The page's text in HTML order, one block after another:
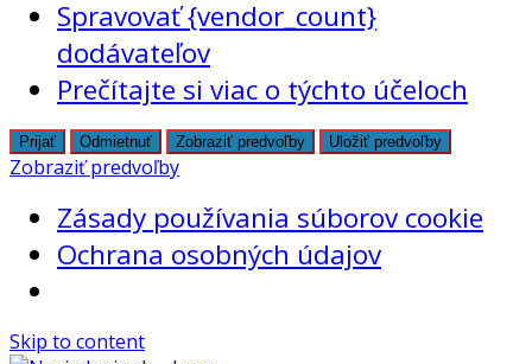
Spravovať {vendor_count}
dodávateľov
Prečítajte si viac o týchto účeloch
Prijať Odmietnuť Zobraziť predvoľby Uložiť predvoľby
Zobraziť predvoľby
Zásady používania súborov cookie
Ochrana osobných údajov
Skip to content